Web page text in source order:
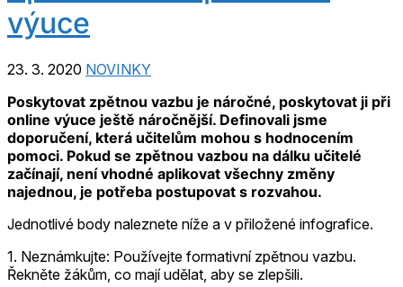
výuce
23. 3. 2020 NOVINKY
Poskytovat zpětnou vazbu je náročné, poskytovat ji při
online výuce ještě náročnější. Definovali jsme
doporučení, která učitelům mohou s hodnocením
pomoci. Pokud se zpětnou vazbou na dálku učitelé
začínají, není vhodné aplikovat všechny změny
najednou, je potřeba postupovat s rozvahou.
Jednotlivé body naleznete níže a v přiložené infografice.
1. Neznámkujte: Používejte formativní zpětnou vazbu.
Řekněte žákům, co mají udělat, aby se zlepšili.